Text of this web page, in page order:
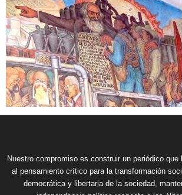
Nuestro compromiso es construir un periódico que
al pensamiento crítico para la transformación
democrática y libertaria de la sociedad,